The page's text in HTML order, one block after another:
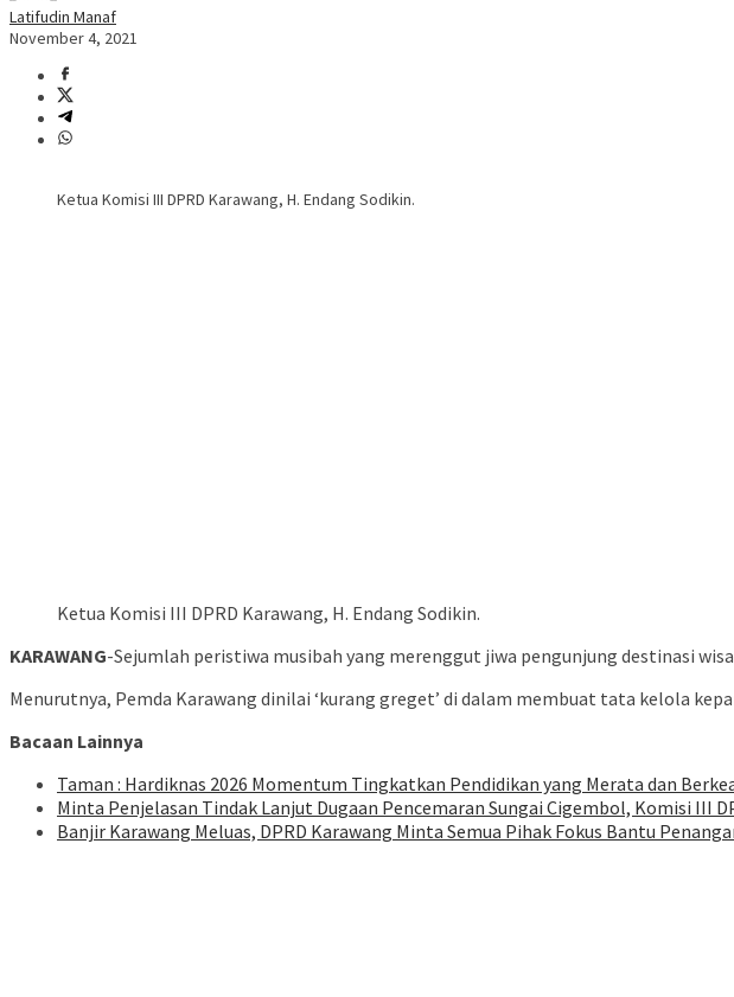
Latifudin Manaf
November 4, 2021
Ketua Komisi III DPRD Karawang, H. Endang Sodikin.
Ketua Komisi III DPRD Karawang, H. Endang Sodikin.
KARAWANG-Sejumlah peristiwa musibah yang merenggut jiwa pengunjung destinasi
Menurutnya, Pemda Karawang dinilai ‘kurang greget’ di dalam membuat tata kelola
Bacaan Lainnya
Taman : Hardiknas 2026 Momentum Tingkatkan Pendidikan yang Merata dan
Minta Penjelasan Tindak Lanjut Dugaan Pencemaran Sungai Cigembol, Komisi III
Banjir Karawang Meluas, DPRD Karawang Minta Semua Pihak Fokus Bantu